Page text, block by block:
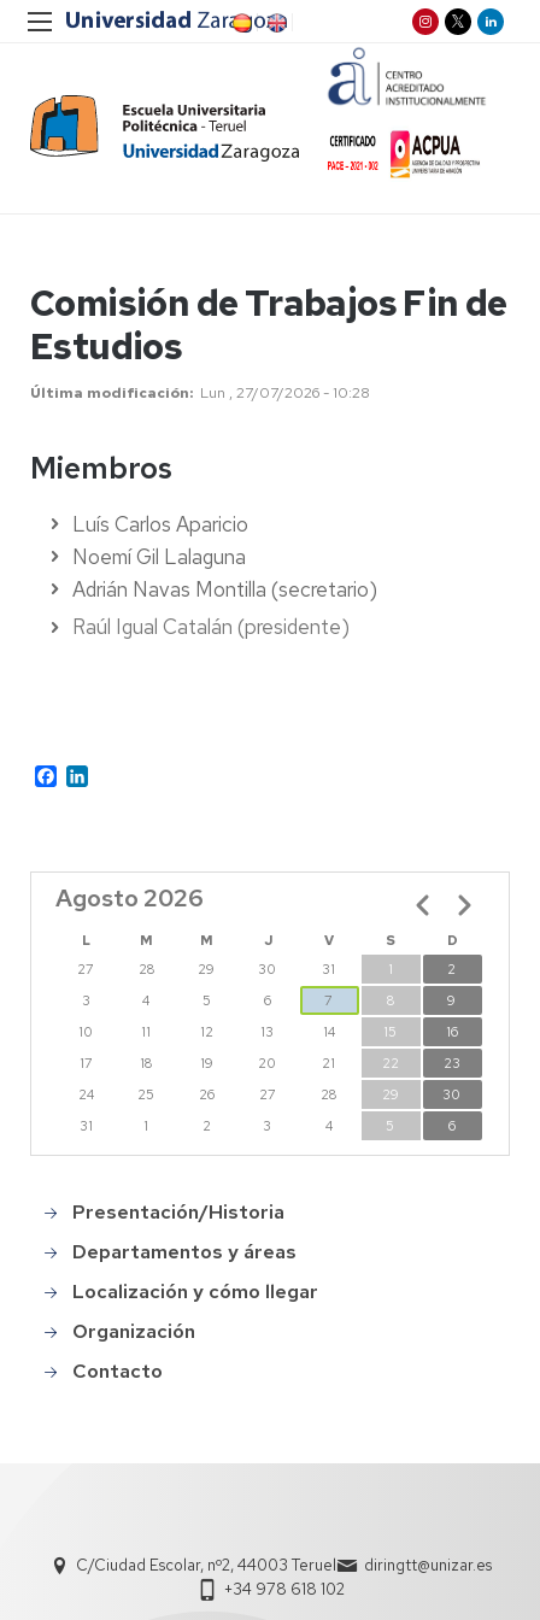
Comisión de Trabajos Fin de
Estudios
Última modificación Lun , 27/07/2026 - 10:28
Miembros
Luís Carlos Aparicio
Noemí Gil Lalaguna
Adrián Navas Montilla (secretario)
Raúl Igual Catalán (presidente)
Facebook
Agosto 2026
L M M J V S
D
27
28 29 30 31 1
2
3
4 5 6 7 8
9
10
11 12 13 14 15
16
17
18 19 20 21 22
23
24
25 26 27 28 29
30
31
1 2 3 4 5 6
Paginación
Main
menu
Presentación/Historia
Departamentos y áreas
Localización y cómo llegar
Organización
Contacto
C/Ciudad Escolar, nº2, 44003 Teruel
diringtt@unizar.es
+34 978 618 102